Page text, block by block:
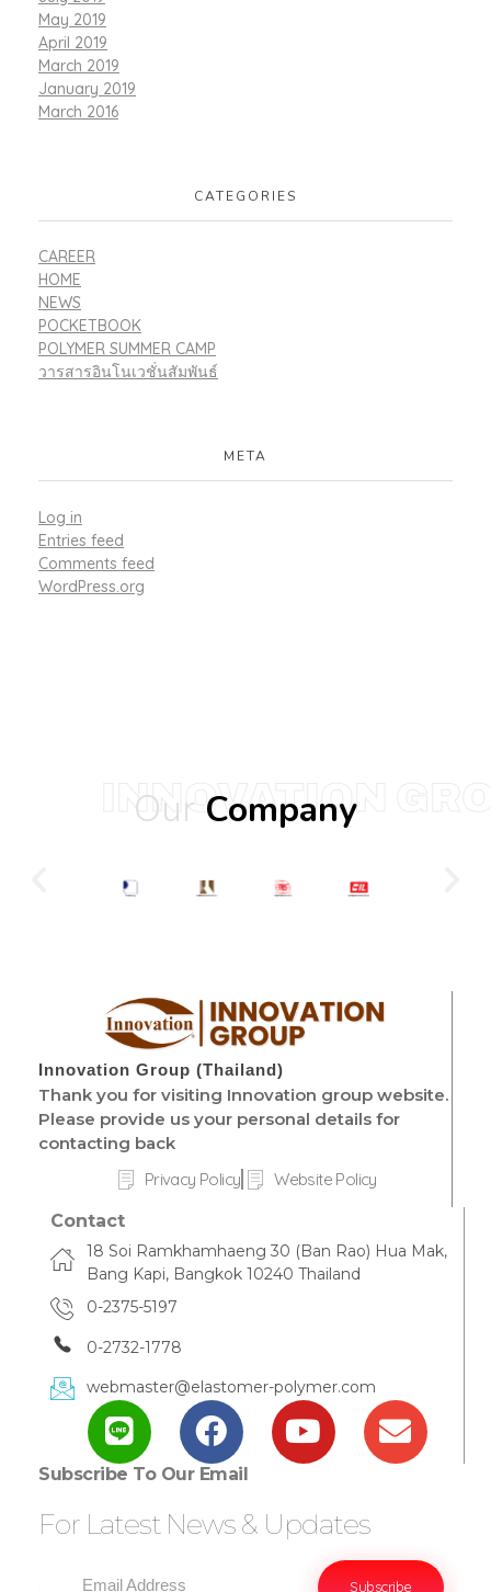
May 2019
April 2019
March 2019
January 2019
March 2016
CATEGORIES
CAREER
HOME
NEWS
POCKETBOOK
POLYMER SUMMER CAMP
วารสารอินโนเวชั่นสัมพันธ์
META
Log in
Entries feed
Comments feed
WordPress.org
INNOVATION
Our Company
Innovation Group (Thailand)
Thank you for visiting Innovation group website.
Please provide us your personal details for
contacting back
Privacy Policy
Website Policy
Contact
18 Soi Ramkhamhaeng 30 (Ban Rao) Hua Mak,
Bang Kapi, Bangkok 10240 Thailand
0-2375-5197
0-2732-1778
webmaster@elastomer-polymer.com
Subscribe To Our Email
For Latest News & Updates